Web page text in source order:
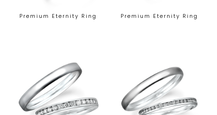
Premium Eternity Ring Premium Eternity Ring